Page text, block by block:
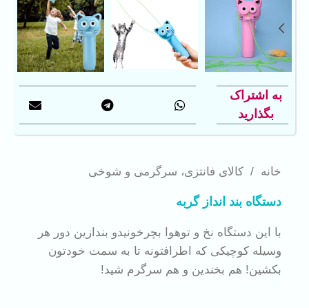
خانه / کالای فانتزی، سرگرمی و شوخی
دستگاه بند انداز گربه
با این دستگاه نخ و توهوا بچرخونیدو بندازین دور هر
وسیله کوچیکی که اطرافتونه تا به سمت خودتون
بکشین! هم بخندین و هم سرگرم شید!
به اشتراک
بگذارید